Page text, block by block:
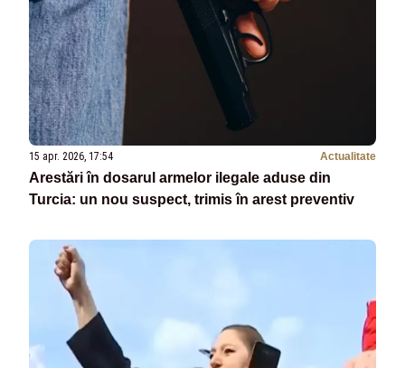
15 apr. 2026, 17:54 Actualitate
Arestări în dosarul armelor ilegale aduse din
Turcia: un nou suspect, trimis în arest preventiv